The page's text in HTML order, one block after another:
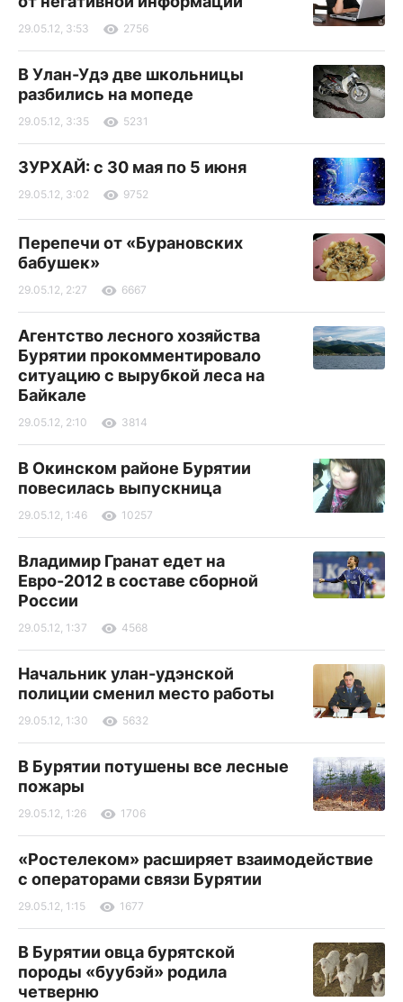
29.05.12, 3:53 2756
В Улан-Удэ две школьницы
разбились на мопеде
29.05.12, 3:35 5231
ЗУРХАЙ: с 30 мая по 5 июня
29.05.12, 3:02 9752
Перепечи от «Бурановских
бабушек»
29.05.12, 2:27 6667
Агентство лесного хозяйства
Бурятии прокомментировало
ситуацию с вырубкой леса на
Байкале
29.05.12, 2:10 3814
В Окинском районе Бурятии
повесилась выпускница
29.05.12, 1:46 10257
Владимир Гранат едет на
Евро-2012 в составе сборной
России
29.05.12, 1:37 4568
Начальник улан-удэнской
полиции сменил место работы
29.05.12, 1:30 5632
В Бурятии потушены все лесные
пожары
29.05.12, 1:26 1706
«Ростелеком» расширяет взаимодействие
с операторами связи Бурятии
29.05.12, 1:15 1677
В Бурятии овца бурятской
породы «буубэй» родила
четверню